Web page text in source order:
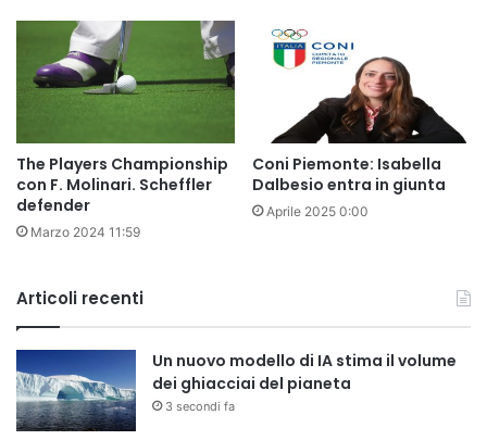
The Players Championship
con F. Molinari. Scheffler
defender
Marzo 2024 11:59
Coni Piemonte: Isabella
Dalbesio entra in giunta
Aprile 2025 0:00
Articoli recenti
Un nuovo modello di IA stima il volume
dei ghiacciai del pianeta
3 secondi fa